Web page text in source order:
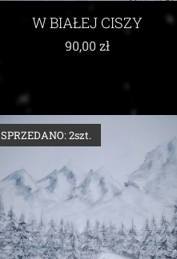
W BIAŁEJ CISZY
90,00zł
SPRZEDANO: 2szt.